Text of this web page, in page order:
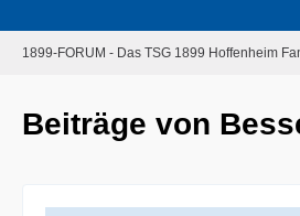
1899-FORUM - Das TSG 1899 Hoffenheim
Beiträge von